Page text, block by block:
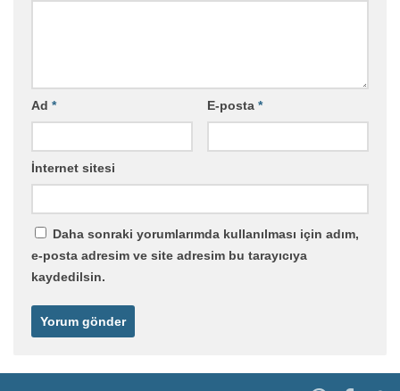
Ad * E-posta *
İnternet sitesi
Daha sonraki yorumlarımda kullanılması için adım,
e-posta adresim ve site adresim bu tarayıcıya
kaydedilsin.